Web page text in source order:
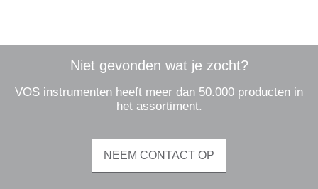
Niet gevonden wat je zocht?
VOS instrumenten heeft meer dan 50.000 producten in
het assortiment.
NEEM CONTACT OP